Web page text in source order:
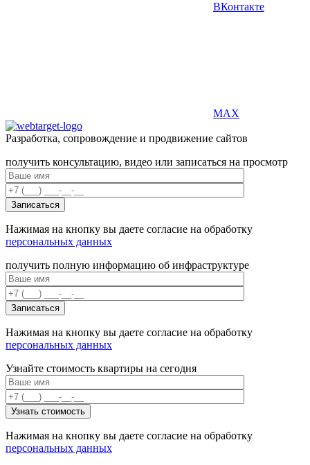
ВКонтакте
MAX
Разработка, сопровождение и продвижение сайтов
получить консультацию, видео или записаться на просмотр
Нажимая на кнопку вы даете согласие на обработку
персональных данных
получить полную информацию об инфраструктуре
Нажимая на кнопку вы даете согласие на обработку
персональных данных
Узнайте стоимость квартиры на сегодня
Нажимая на кнопку вы даете согласие на обработку
персональных данных